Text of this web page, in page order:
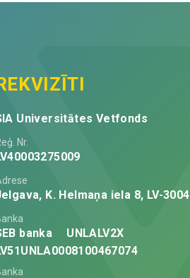
Universitātes Vetfonds
Nr.
K. Helmaņa iela 8, LV-3004
banka
UNLALV2X